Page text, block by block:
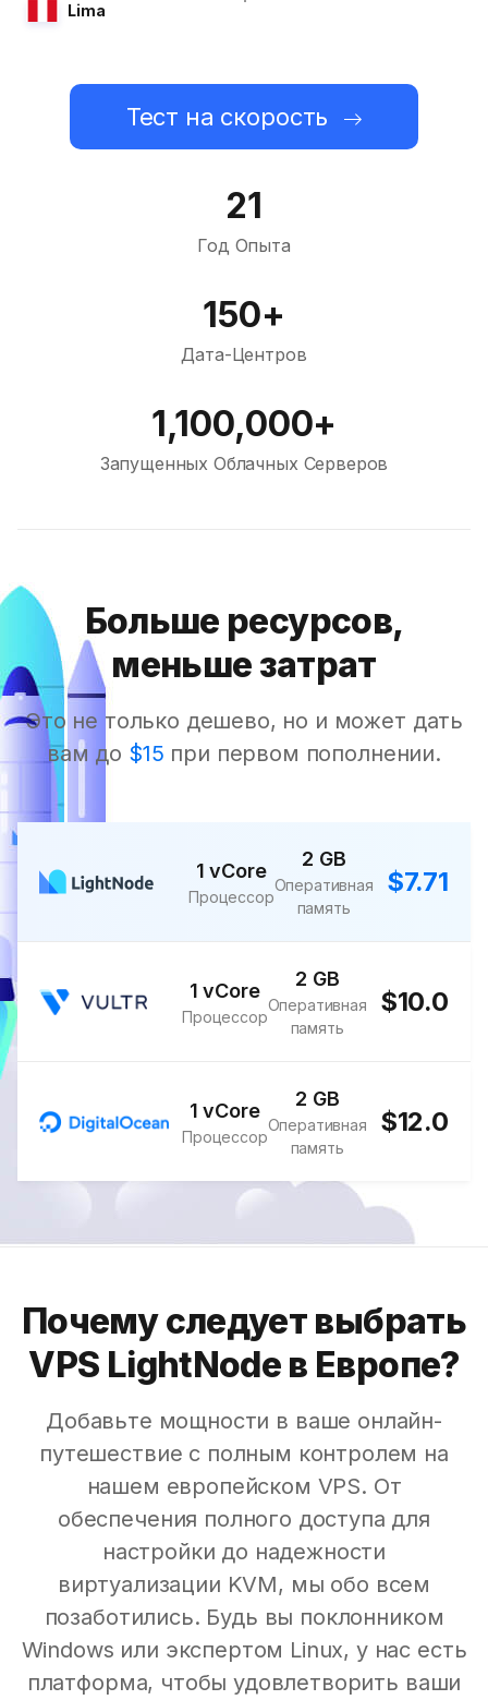
Lima
Тест на скорость
21
Год Опыта
150+
Дата-Центров
1,100,000+
Запущенных Облачных Серверов
Больше ресурсов,
меньше затрат
Это не только дешево, но и может дать
вам до $15 при первом пополнении.
1 vCore
Процессор
2 GB
Оперативная
память
$7.71
1 vCore
Процессор
2 GB
Оперативная
память
$10.0
1 vCore
Процессор
2 GB
Оперативная
память
$12.0
Почему следует выбрать
VPS LightNode в Европе?
Добавьте мощности в ваше онлайн-
путешествие с полным контролем на
нашем европейском VPS. От
обеспечения полного доступа для
настройки до надежности
виртуализации KVM, мы обо всем
позаботились. Будь вы поклонником
Windows или экспертом Linux, у нас есть
платформа, чтобы удовлетворить ваши